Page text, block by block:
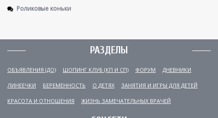
Роликовые коньки
РАЗДЕЛЫ
ОБЪЯВЛЕНИЯ (ДО) ШОПИНГ КЛУБ (КП И СП) ФОРУМ ДНЕВНИКИ
ЛИНЕЕЧКИ БЕРЕМЕННОСТЬ О ДЕТЯХ ЗАНЯТИЯ И ИГРЫ ДЛЯ ДЕТЕЙ
КРАСОТА И ОТНОШЕНИЯ ЖИЗНЬ ЗАМЕЧАТЕЛЬНЫХ ВРАЧЕЙ